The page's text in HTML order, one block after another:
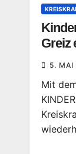
Greiz
5. MAI
Mit